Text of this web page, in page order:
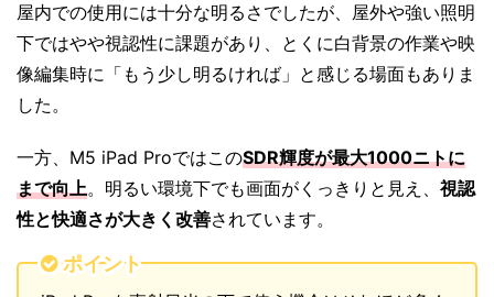
屋内での使用には十分な明るさでしたが、屋外や強い照明
下ではやや視認性に課題があり、とくに白背景の作業や映
像編集時に「もう少し明るければ」と感じる場面もありま
した。
一方、M5 iPad ProではこのSDR輝度が最大1000ニトに
まで向上。明るい環境下でも画面がくっきりと見え、 視認
性と快適さが大きく改善されています。
ポイント